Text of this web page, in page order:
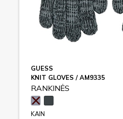
GUESS
KNIT GLOVES / AM9335
RANKINĖS
KAIN